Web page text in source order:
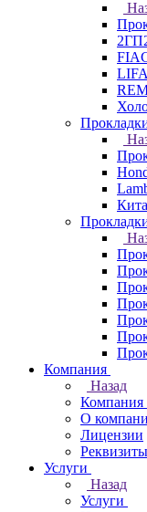
Компания
Назад
Компания
О
Лицензии
Реквизиты
Услуги
Назад
Услуги